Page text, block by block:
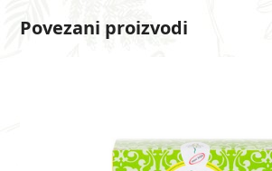
Povezani proizvodi